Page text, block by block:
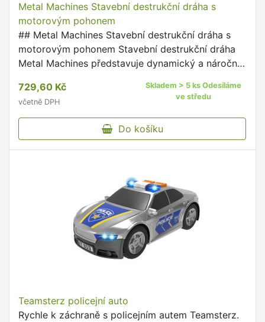
Metal Machines Stavební destrukční dráha s
motorovým pohonem
## Metal Machines Stavební destrukční dráha s
motorovým pohonem Stavební destrukční dráha
Metal Machines představuje dynamický a náročný
staveništi plném překážek.
729,60 Kč
včetně DPH
Skladem > 5 ks Odesíláme
ve středu
Do košíku
Teamsterz policejní auto
Rychle k záchraně s policejním autem Teamsterz.